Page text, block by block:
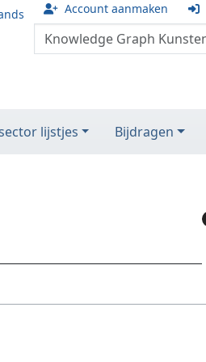
Account aanmaken
lijstjes Bijdragen